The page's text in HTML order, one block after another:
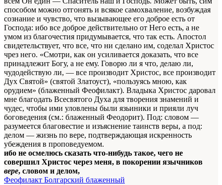
способом можно отгонять и всякое самохваление, возбуждая
сознание и чувство, что вызывающее его доброе есть от
Господа: ибо все доброе действительно от Него есть, а не
умом из благочестия придумывается, что так есть. Апостол
свидетельствует, что все, что ни сделано им, соделал Христос
чрез него. «Смотри, как он усиливается доказать, что все
принадлежит Богу, а не ему. Говорю ли я что, делаю ли,
чудодействую ли, — все производит Христос, все производит
Дух Святой» (святой Златоуст), «пользуясь мною, как
орудием» (блаженный Феофилакт). Владыка Христос даровал
мне благодать Всесвятого Духа для творения знамений и
чудес, чтобы ими уловлены были язьиники и прияли луч
боговедения (см.: блаженный Феодорит). Под: словом —
разумеется благовестие и изъяснение таинств веры, а под:
делом — жизнь по вере, подтверждающая искренность
убеждения в проповедуемом.
ибо не осмелюсь сказать что-нибудь такое, чего не
совершил Христос через меня, в покорении язычников
вере, словом и делом,
Феофилакт Болгарский блаженный